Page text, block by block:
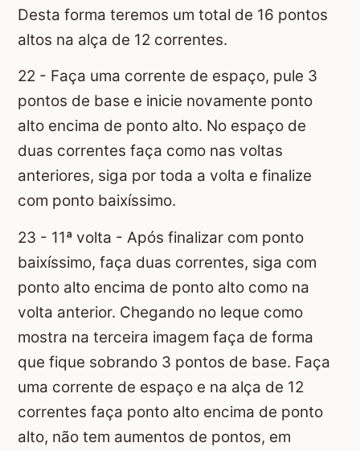
Desta forma teremos um total de 16 pontos
altos na alça de 12 correntes.
22 - Faça uma corrente de espaço, pule 3
pontos de base e inicie novamente ponto
alto encima de ponto alto. No espaço de
duas correntes faça como nas voltas
anteriores, siga por toda a volta e finalize
com ponto baixíssimo.
23 - 11ª volta - Após finalizar com ponto
baixíssimo, faça duas correntes, siga com
ponto alto encima de ponto alto como na
volta anterior. Chegando no leque como
mostra na terceira imagem faça de forma
que fique sobrando 3 pontos de base. Faça
uma corrente de espaço e na alça de 12
correntes faça ponto alto encima de ponto
alto, não tem aumentos de pontos, em